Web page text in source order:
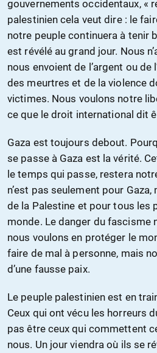
gouvernements occidentaux, «
palestinien cela veut dire : le
notre peuple continuera à tenir
est révélé au grand jour. Nous
nous envoient de l’argent ou de
des meurtres et de la violence
victimes. Nous voulons notre
ce que le droit international dit
Gaza est toujours debout.
se passe à Gaza est la vérité.
le temps qui passe, restera
n’est pas seulement pour Gaza,
de la Palestine et pour tous les
monde. Le danger du fascisme
nous voulons en protéger le
faire de mal à personne, mais
d’une fausse paix.
Le peuple palestinien est en
Ceux qui ont vécu les horreurs
pas être ceux qui commettent
nous. Un jour viendra où ils se